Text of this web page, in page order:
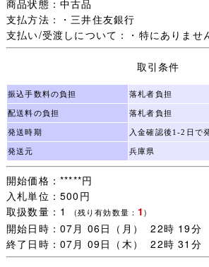
【発送について】
・兵庫県からの発送になります（ダンボー
・ゆうパック：全国一律850円（60～120
・郵便局留め出来ます。ご希望の郵便局
・120サイズのダンボール箱に収まる数
能です。
・14時までにご入金の確認が出来ました
す。
・品名は特にご指定がなければ「衣類」
す。
・お取り置き、同梱発送可能です。お気
さい。
・お取り置きは最初の落札日より3日間ま
※毎週木曜・日曜は発送業務をお休みさせ
ご了承ください。
商品状態：中古品
支払方法：・三井住友銀行
支払い/受渡しについて：・特にありませ
取引条件
振込手数料の負担 落札者負担
配送料の負担 落札者負担
発送時期 入金確認後1-2日で
発送元 兵庫県
開始価格：*****円
入札単位：500円
取扱数量：1
(残り有効数量： 1)
開始日時：07月 06日（月） 22時 19分
終了日時：07月 09日（木） 22時 31分